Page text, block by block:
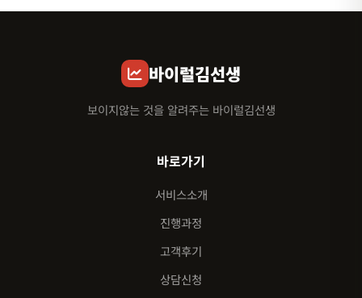
바이럴김선생
보이지않는 것을 알려주는 바이럴김선생
바로가기
서비스소개
진행과정
고객후기
상담신청